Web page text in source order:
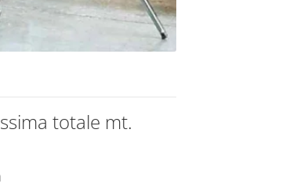
totale mt.